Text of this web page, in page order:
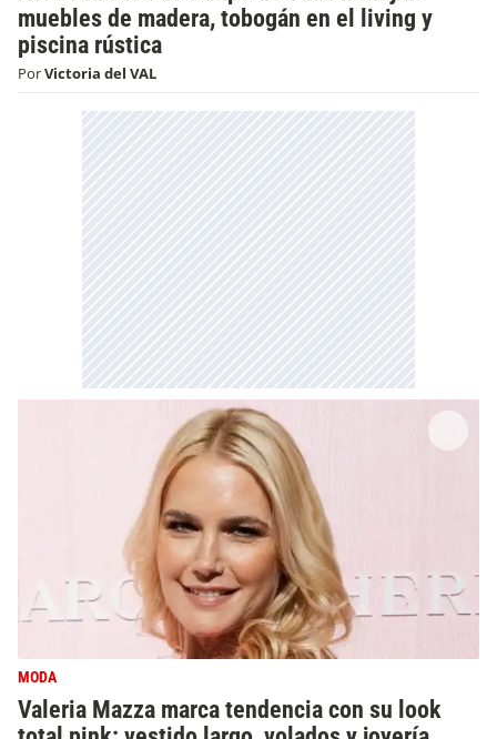
muebles de madera, tobogán en el living y
piscina rústica
PorVictoria del VAL
MODA
Valeria Mazza marca tendencia con su look